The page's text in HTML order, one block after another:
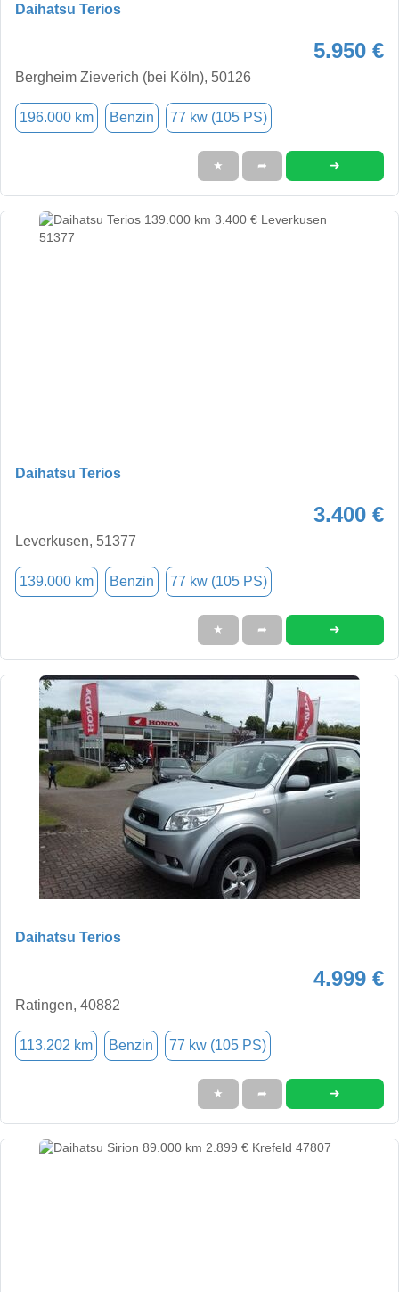
Daihatsu Terios
5.950 €
Bergheim Zieverich (bei Köln), 50126
196.000 km Benzin 77 kw (105 PS)
★ ➦ ➜
Daihatsu Terios
3.400 €
Leverkusen, 51377
139.000 km Benzin 77 kw (105 PS)
★ ➦ ➜
Daihatsu Terios
4.999 €
Ratingen, 40882
113.202 km Benzin 77 kw (105 PS)
★ ➦ ➜